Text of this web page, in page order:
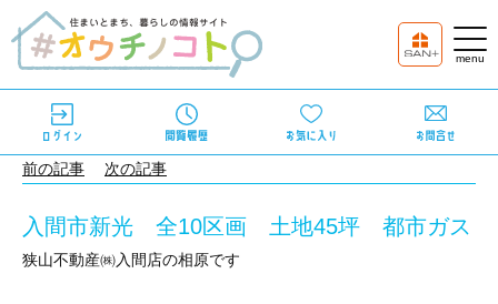
前の記事 次の記事
入間市新光 全10区画 土地45坪 都市ガス
狭山不動産㈱入間店の相原です